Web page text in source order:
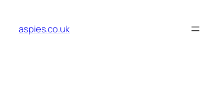
content
aspies.co.uk